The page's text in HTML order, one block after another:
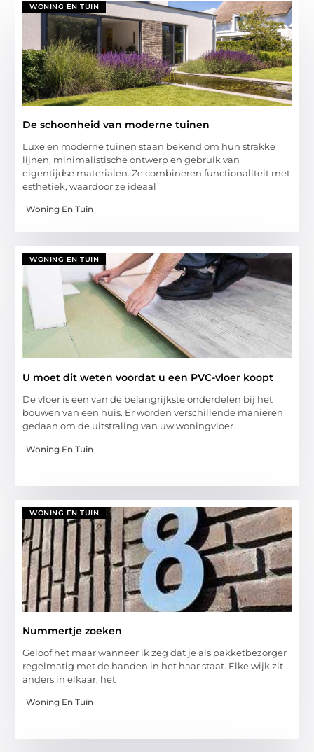
WONING EN TUIN
De schoonheid van moderne tuinen
Luxe en moderne tuinen staan bekend om hun strakke
lijnen, minimalistische ontwerp en gebruik van
eigentijdse materialen. Ze combineren functionaliteit met
esthetiek, waardoor ze ideaal
Woning En Tuin
WONING EN TUIN
U moet dit weten voordat u een PVC-vloer koopt
De vloer is een van de belangrijkste onderdelen bij het
bouwen van een huis. Er worden verschillende manieren
gedaan om de uitstraling van uw woningvloer
Woning En Tuin
WONING EN TUIN
Nummertje zoeken
Geloof het maar wanneer ik zeg dat je als pakketbezorger
regelmatig met de handen in het haar staat. Elke wijk zit
anders in elkaar, het
Woning En Tuin